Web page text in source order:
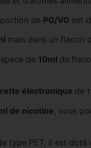
de PG/VG est
mais dans un flacon
de 10ml du
électronique de
de nicotine, vous
type PET, il est doté